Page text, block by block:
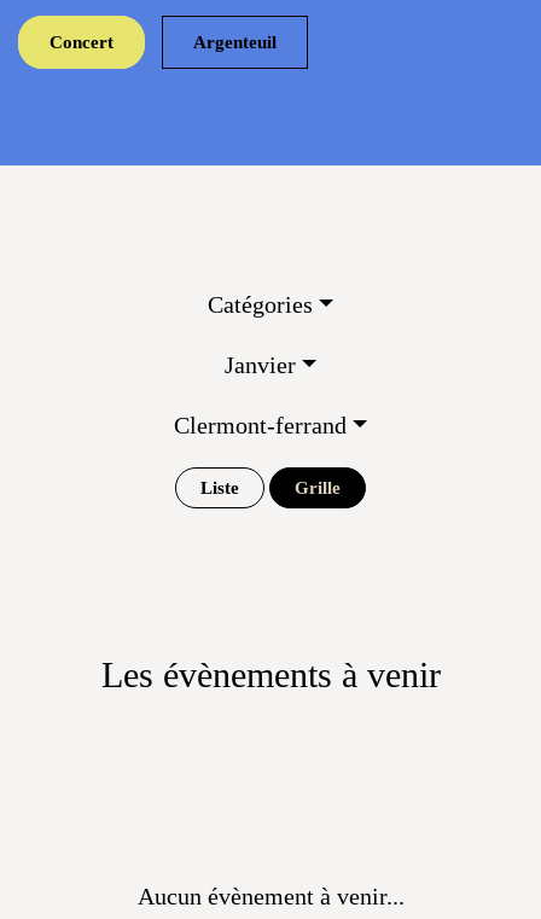
Concert Argenteuil
Catégories
Janvier
Clermont-ferrand
Liste Grille
Les évènements à venir
Aucun évènement à venir...